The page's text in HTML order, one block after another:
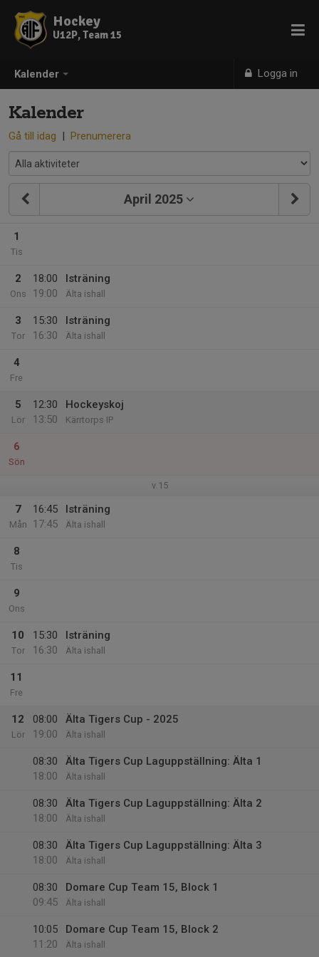
Kalender Logga in
Hockey
U12P, Team 15
Kalender
Gå till idag | Prenumerera
April 2025
1
Tis
2
Ons
18:00
19:00
Isträning
Älta ishall
3
Tor
15:30
16:30
Isträning
Älta ishall
4
Fre
5
Lör
12:30
13:50
Hockeyskoj
Kärrtorps IP
6
Sön
v.15
7
Mån
16:45
17:45
Isträning
Älta ishall
8
Tis
9
Ons
10
Tor
15:30
16:30
Isträning
Älta ishall
11
Fre
12
Lör
08:00
19:00
Älta Tigers Cup - 2025
Älta ishall
08:30
18:00
Älta Tigers Cup Laguppställning: Älta 1
Älta ishall
08:30
18:00
Älta Tigers Cup Laguppställning: Älta 2
Älta ishall
08:30
18:00
Älta Tigers Cup Laguppställning: Älta 3
Älta ishall
08:30
09:45
Domare Cup Team 15, Block 1
Älta ishall
10:05
11:20
Domare Cup Team 15, Block 2
Älta ishall